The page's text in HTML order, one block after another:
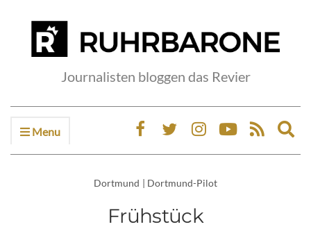
Journalisten bloggen das Revier
Menu
Dortmund | Dortmund-Pilot
Frühstück